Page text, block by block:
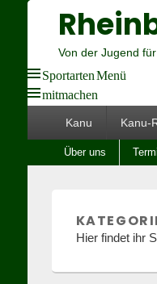
Von der Jugend
Sportarten Menü
mitmachen
Kanu Kanu-
UntermenüÜber uns
Hier findet ihr